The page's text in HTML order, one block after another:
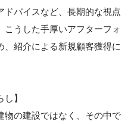
ドバイスなど、長期的な視点
こうした手厚いアフターフォ
、紹介による新規顧客獲得に
】
物の建設ではなく、その中で